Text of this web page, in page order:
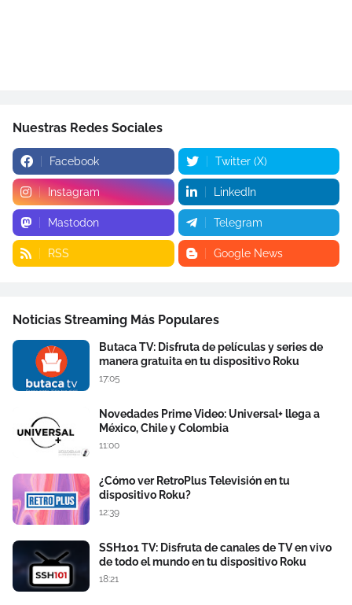
Nuestras Redes Sociales
Facebook Twitter (X)
Instagram LinkedIn
Mastodon Telegram
RSS Google News
Noticias Streaming Más Populares
Butaca TV: Disfruta de películas y series de
manera gratuita en tu dispositivo Roku
17:05
Novedades Prime Video: Universal+ llega a
México, Chile y Colombia
11:00
¿Cómo ver RetroPlus Televisión en tu
dispositivo Roku?
12:39
SSH101 TV: Disfruta de canales de TV en vivo
de todo el mundo en tu dispositivo Roku
18:21